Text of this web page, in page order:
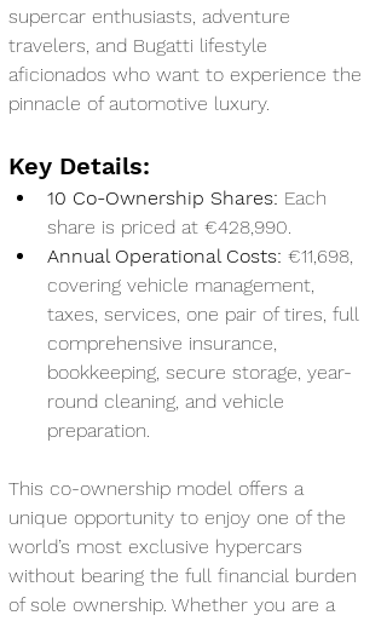
supercar enthusiasts, adventure
travelers, and Bugatti lifestyle
aficionados who want to experience the
pinnacle of automotive luxury.
Key Details:
10 Co-Ownership Shares: Each
share is priced at €428,990.
Annual Operational Costs: €11,698,
covering vehicle management,
taxes, services, one pair of tires, full
comprehensive insurance,
bookkeeping, secure storage, year-
round cleaning, and vehicle
preparation.
This co-ownership model offers a
unique opportunity to enjoy one of the
world’s most exclusive hypercars
without bearing the full financial burden
of sole ownership. Whether you are a